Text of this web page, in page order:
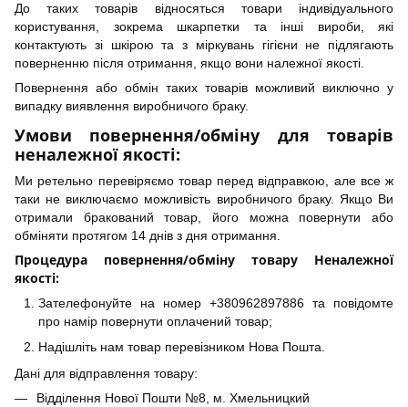
До таких товарів відносяться товари індивідуального
користування, зокрема шкарпетки та інші вироби, які
контактують зі шкірою та з міркувань гігієни не підлягають
поверненню після отримання, якщо вони належної якості.
Повернення або обмін таких товарів можливий виключно у
випадку виявлення виробничого браку.
Умови повернення/обміну для товарів
неналежної якості:
Ми ретельно перевіряємо товар перед відправкою, але все ж
таки не виключаємо можливість виробничого браку. Якщо Ви
отримали бракований товар, його можна повернути або
обміняти протягом 14 днів з дня отримання.
Процедура повернення/обміну товару Неналежної
якості:
Зателефонуйте на номер +380962897886 та повідомте
про намір повернути оплачений товар;
Надішліть нам товар перевізником Нова Пошта.
Дані для відправлення товару:
Відділення Нової Пошти №8, м. Хмельницкий